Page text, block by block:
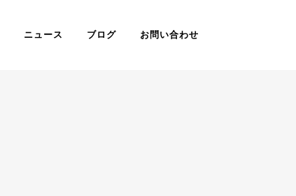
ニュース ブログ お問い合わせ